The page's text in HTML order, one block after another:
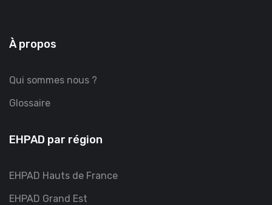
À propos
Qui sommes nous ?
Glossaire
EHPAD par région
EHPAD Hauts de France
EHPAD Grand Est